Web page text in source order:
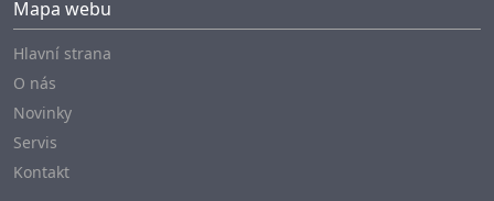
Mapa webu
Hlavní strana
O nás
Novinky
Servis
Kontakt